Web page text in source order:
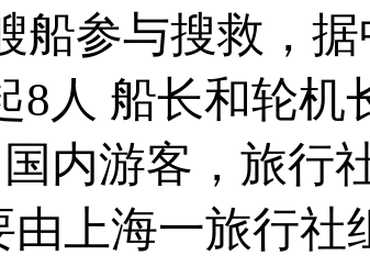
参与搜救，据
8人 船长和轮机
内游客，旅行
上海一旅行社